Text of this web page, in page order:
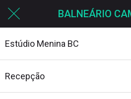
BALNEÁRIO
Estúdio Menina BC
Recepção